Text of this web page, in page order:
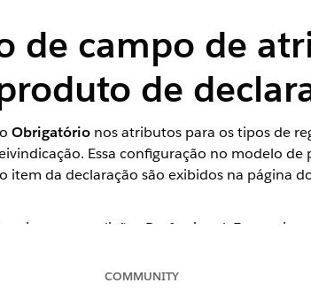
de campo de
de
Obrigatórionos atributos para os tipos de
Essa configuração no modelo
item da declaração são exibidos na página
nas edições Professional, Enterprise
podem identificar os campos obrigatórios
COMMUNITY